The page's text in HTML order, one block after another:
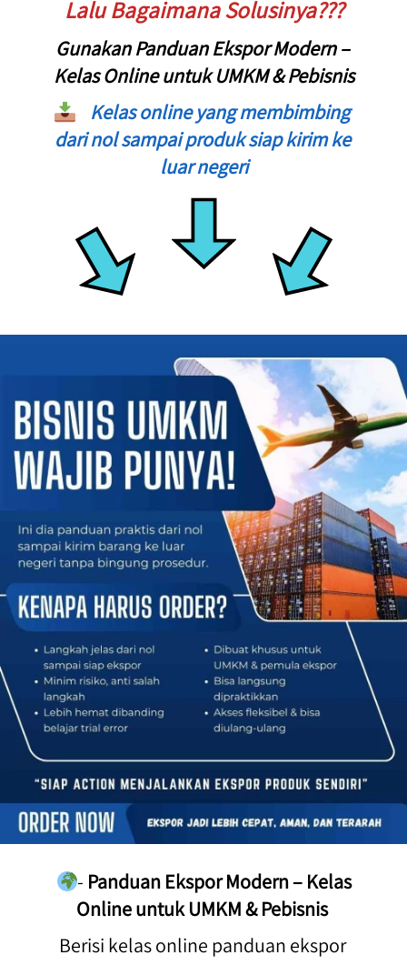
Lalu Bagaimana Solusinya???
Gunakan Panduan Ekspor Modern –
Kelas Online untuk UMKM & Pebisnis
Kelas online yang membimbing
dari nol sampai produk siap kirim ke
luar negeri
- Panduan Ekspor Modern – Kelas
Online untuk UMKM & Pebisnis
Berisi kelas online panduan ekspor